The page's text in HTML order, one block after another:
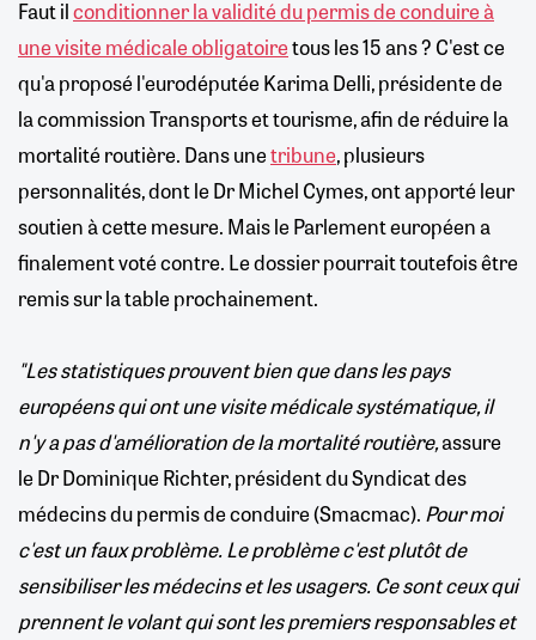
Faut ilconditionner la validité du permis de conduire à
une visite médicale obligatoiretous les 15 ans ? C'est ce
qu'a proposé l'eurodéputée Karima Delli, présidente de
la commission Transports et tourisme, afin de réduire la
mortalité routière. Dans unetribune, plusieurs
personnalités, dont le Dr Michel Cymes, ont apporté leur
soutien à cette mesure. Mais le Parlement européen a
finalement voté contre. Le dossier pourrait toutefois être
remis sur la table prochainement.
"Les statistiques prouvent bien que dans les pays
européens qui ont une visite médicale systématique, il
n'y a pas d'amélioration de la mortalité routière,assure
le Dr Dominique Richter, président du Syndicat des
médecins du permis de conduire (Smacmac). Pour moi
c'est un faux problème. Le problème c'est plutôt de
sensibiliser les médecins et les usagers. Ce sont ceux qui
prennent le volant qui sont les premiers responsables et